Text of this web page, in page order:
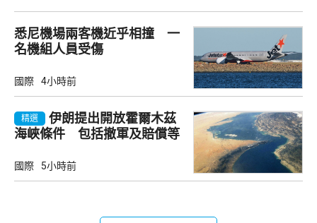
悉尼機場兩客機近乎相撞 一
名機組人員受傷
國際 4小時前
精選
伊朗提出開放霍爾木茲
海峽條件 包括撤軍及賠償等
國際 5小時前